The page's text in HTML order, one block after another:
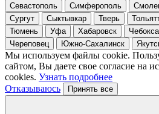
Севастополь
Симферополь
Сургут
Сыктывкар Тверь
Тюмень
Уфа Хабаровск
Череповец
Южно-Сахалинск
Мы используем файлы cookie.
сайтом, Вы даете свое согласие на
cookies. Узнать подробнее
Отказываюсь
Принять все